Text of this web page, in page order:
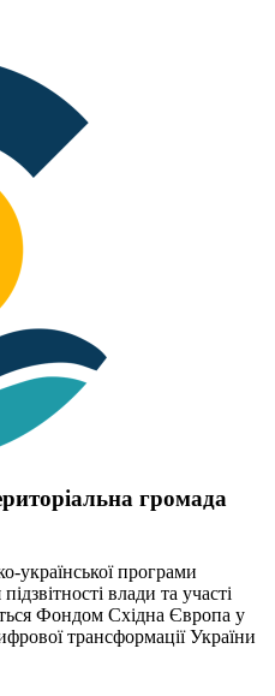
громада
української програми
влади та участі
Фондом Східна Європа у
трансформації України